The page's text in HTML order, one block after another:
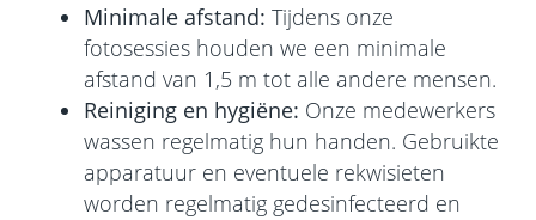
Minimale afstand: Tijdens onze
fotosessies houden we een minimale
afstand van 1,5 m tot alle andere mensen.
Reiniging en hygiëne: Onze medewerkers
wassen regelmatig hun handen. Gebruikte
apparatuur en eventuele rekwisieten
worden regelmatig gedesinfecteerd en